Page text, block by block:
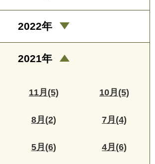
2022年
2021年
11月(5) 10月(5)
8月(2) 7月(4)
5月(6) 4月(6)